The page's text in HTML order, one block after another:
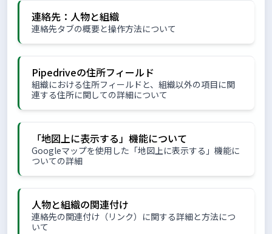
連絡先：人物と組織
連絡先タブの概要と操作方法について
Pipedriveの住所フィールド
組織における住所フィールドと、組織以外の項目に関
連する住所に関しての詳細について
「地図上に表示する」機能について
Googleマップを使用した「地図上に表示する」機能に
ついての詳細
人物と組織の関連付け
連絡先の関連付け（リンク）に関する詳細と方法につ
いて